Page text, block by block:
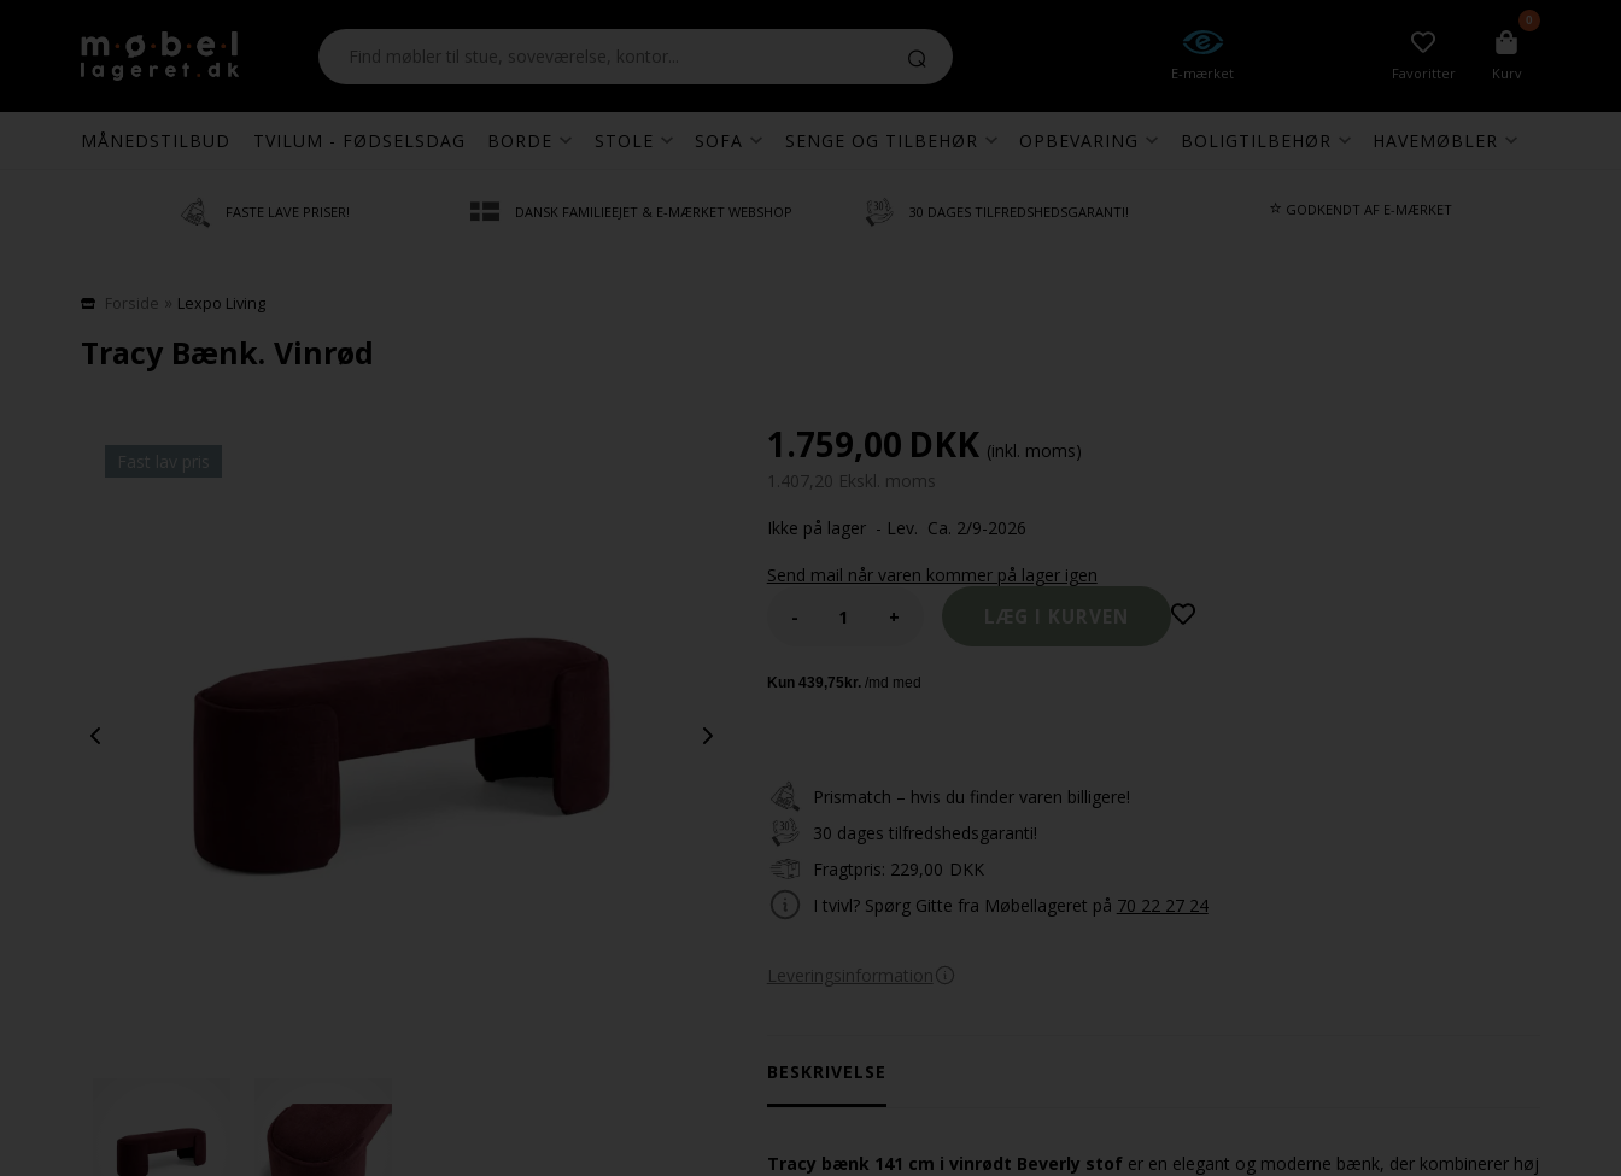
E-mærket Favoritter
0
Kurv
MÅNEDSTILBUD TVILUM - FØDSELSDAG BORDE STOLE SOFA SENGE OG TILBEHØR OPBEVARING BOLIGTILBEHØR HAVEMØBLER
FASTE LAVE PRISER! DANSK FAMILIEEJET & E-MÆRKET WEBSHOP 30 DAGES TILFREDSHEDSGARANTI! ⭐ GODKENDT AF E-MÆRKET
Forside » Lexpo Living
Tracy Bænk. Vinrød
1.759,00 DKK (inkl. moms)
1.407,20 Ekskl. moms
Ikke på lager - Lev. Ca. 2/9-2026
Send mail når varen kommer på lager igen
-
+
Prismatch – hvis du finder varen billigere!
30 dages tilfredshedsgaranti!
Fragtpris: 229,00 DKK
I tvivl? Spørg Gitte fra Møbellageret på 70 22 27 24
Leveringsinformation
BESKRIVELSE
Tracy bænk 141 cm i vinrødt Beverly stofer en elegant og moderne bænk, der kombinerer høj